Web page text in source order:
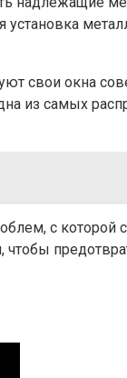
свои окна
из самых
с которой
чтобы